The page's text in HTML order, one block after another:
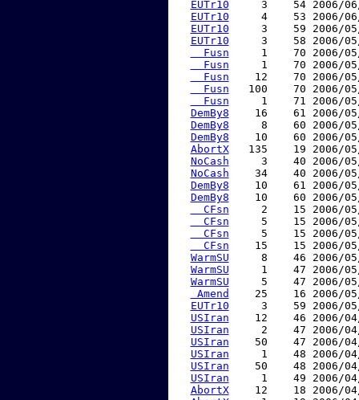
EUTr10
3    54 2006/
EUTr10
4    53 2006/
EUTr10
3    59 2006/
EUTr10
3    58 2006/
  Fusn
1    70 2006/
  Fusn
1    70 2006/
  Fusn
12    70 2006/
  Fusn
100    70 2006/
  Fusn
1    71 2006/
DemBy8
16    61 2006/
DemBy8
8    60 2006/
DemBy8
10    60 2006/
AbortX
135    19 2006/
NoCash
3    40 2006/
NoCash
34    40 2006/
DemBy8
10    61 2006/
DemBy8
10    60 2006/
  CFsn
2    15 2006/
  CFsn
5    15 2006/
  CFsn
5    15 2006/
  CFsn
15    15 2006/
WarmSU
8    46 2006/
WarmSU
1    47 2006/
WarmSU
5    47 2006/
Amend
25    16 2006/
EUTr10
3    59 2006/
USIran
12    46 2006/
USIran
2    47 2006/
USIran
50    47 2006/
USIran
1    48 2006/
USIran
50    48 2006/
USIran
1    49 2006/
AbortX
12    18 2006/